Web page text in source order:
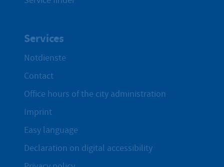
Services
Notdienste
Contact
Office hours of the city administration
Imprint
Easy language
Declaration on digital accessibility